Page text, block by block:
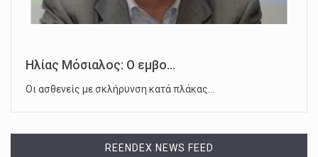
Ηλίας Μόσιαλος: Ο εμβο...
Οι ασθενείς με σκλήρυνση κατά πλάκας…
REENDEX NEWS FEED